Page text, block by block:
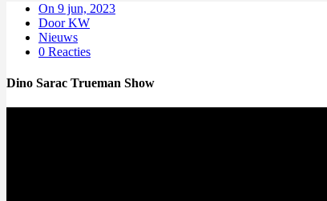
On 9 jun, 2023
Door KW
Nieuws
0 Reacties
Dino Sarac Trueman Show